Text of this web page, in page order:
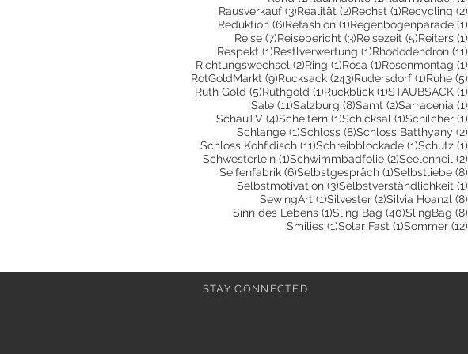
Rausverkauf (3)3 Beiträge
Realität (2)2 Beiträge
Rechst (1)1 Beitrag
Recycling (2)
Reduktion (6)6 Beiträge
Refashion (1)1 Beitrag
Regenbogenparade (1)
Reise (7)7 Beiträge
Reisebericht (3)3 Beiträge
Reisezeit (5)5 Beiträge
Reiters (1)
Respekt (1)1 Beitrag
Restlverwertung (1)1 Beitrag
Rhododendron (11)
Richtungswechsel (2)2 Beiträge
Ring (1)1 Beitrag
Rosa (1)1 Beitrag
Rosenmontag (1)
RotGoldMarkt (9)9 Beiträge
Rucksack (243)243 Beiträge
Rudersdorf (1)1 Beitrag
Ruhe (5)
Ruth Gold (5)5 Beiträge
Ruthgold (1)1 Beitrag
Rückblick (1)1 Beitrag
STAUBSACK (1)
Sale (11)11 Beiträge
Salzburg (8)8 Beiträge
Samt (2)2 Beiträge
Sarracenia (1)
SchauTV (4)4 Beiträge
Scheitern (1)1 Beitrag
Schicksal (1)1 Beitrag
Schilcher (1)
Schlange (1)1 Beitrag
Schloss (8)8 Beiträge
Schloss Batthyany (2)
Schloss Kohfidisch (11)11 Beiträge
Schreibblockade (1)1 Beitrag
Schutz (1)
Schwesterlein (1)1 Beitrag
Schwimmbadfolie (2)2 Beiträge
Seelenheil (2)
Seifenfabrik (6)6 Beiträge
Selbstgespräch (1)1 Beitrag
Selbstliebe (8)
Selbstmotivation (3)3 Beiträge
Selbstverständlichkeit (1)
SewingArt (1)1 Beitrag
Silvester (2)2 Beiträge
Silvia Hoanzl (8)
Sinn des Lebens (1)1 Beitrag
Sling Bag (40)40 Beiträge
SlingBag (8)
Smilies (1)1 Beitrag
Solar Fast (1)1 Beitrag
Sommer (12)
STAY CONNECTED